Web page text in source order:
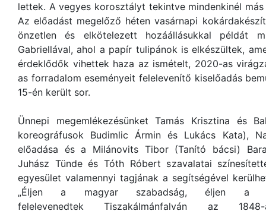
lettek. A vegyes korosztályt tekintve mindenkinél
Az előadást megelőző héten vasárnapi
önzetlen és elkötelezett hozáállásukkal példát
Gabriellával, ahol a papír tulipánok is elkészültek,
érdeklődők vihettek haza az ismételt, 2020-as
as forradalom eseményeit felelevenítő kiselőadás
15-én került sor.
Ünnepi megemlékezésünket Tamás Krisztina és
koreográfusok Budimlic Ármin és Lukács Kata),
előadása és a Milánovits Tibor (Tanító bácsi)
Juhász Tünde és Tóth Róbert szavalatai
egyesület valamennyi tagjának a segítségével
„Éljen a magyar szabadság, éljen a
felelevenedtek Tiszakálmánfalván az